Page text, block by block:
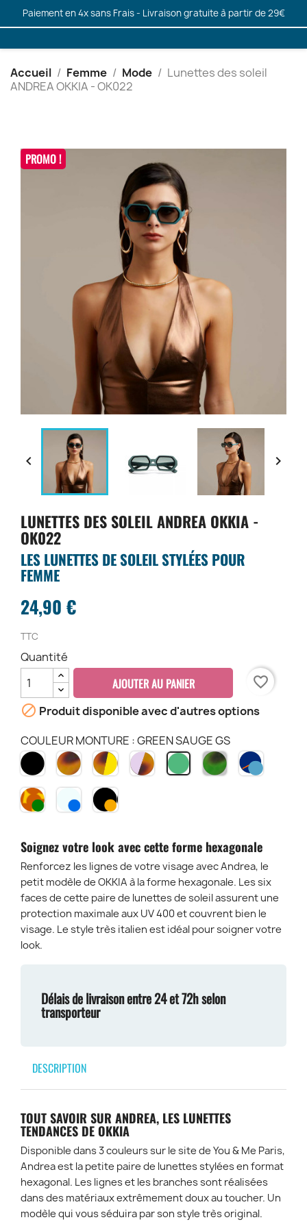
Paiement en 4x sans Frais - Livraison gratuite à partir de 29€
Accueil Femme Mode
Lunettes des soleil
ANDREA OKKIA - OK022
PROMO !
 
LUNETTES DES SOLEIL ANDREA OKKIA -
OK022
LES LUNETTES DE SOLEIL STYLÉES POUR
FEMME
24,90 €
TTC
Quantité
AJOUTER AU PANIER favorite_border
 Produit disponible avec d'autres options
COULEUR MONTURE : GREEN SAUGE GS
NOIR
BK
HAVANA
CH
HAVANA
YELLOW
PINK
HAVANA
GREEN
SAUGE
HAVANA
KAKI
&
HAVANA
ET
-
CH-
TRANSPARENT
CLEAR
BLUE
LENS
TCL
MONTURE
NOIR
JAUNE
-
BK-
YE
Soignez votre look avec cette forme hexagonale
Renforcez les lignes de votre visage avec Andrea, le
petit modèle de OKKIA à la forme hexagonale. Les six
faces de cette paire de lunettes de soleil assurent une
protection maximale aux UV 400 et couvrent bien le
visage. Le style très italien est idéal pour soigner votre
look.
Délais de livraison entre 24 et 72h selon
transporteur
DESCRIPTION
TOUT SAVOIR SUR ANDREA, LES LUNETTES
TENDANCES DE OKKIA
Disponible dans 3 couleurs sur le site de You & Me Paris,
Andrea est la petite paire de lunettes stylées en format
hexagonal. Les lignes et les branches sont réalisées
dans des matériaux extrêmement doux au toucher. Un
modèle qui vous séduira par son style très original.